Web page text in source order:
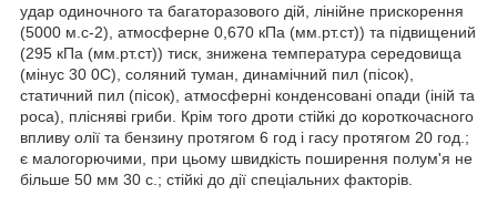
удар одиночного та багаторазового дій, лінійне прискорення
(5000 м.с-2), атмосферне 0,670 кПа (мм.рт.ст)) та підвищений
(295 кПа (мм.рт.ст)) тиск, знижена температура середовища
(мінус 30 0С), соляний туман, динамічний пил (пісок),
статичний пил (пісок), атмосферні конденсовані опади (іній та
роса), плісняві гриби. Крім того дроти стійкі до короткочасного
впливу олії та бензину протягом 6 год і гасу протягом 20 год.;
є малогорючими, при цьому швидкість поширення полум'я не
більше 50 мм 30 с.; стійкі до дії спеціальних факторів.